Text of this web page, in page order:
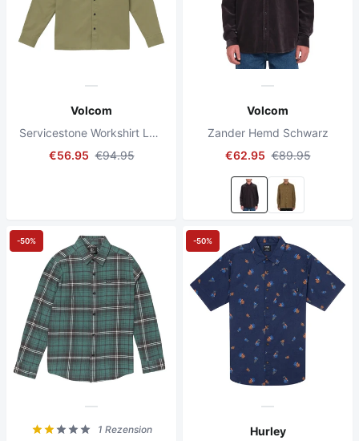
Volcom
Servicestone Workshirt Langarmhemd Thymian Grün
€56.95 €94.95
Volcom
Zander Hemd Schwarz
€62.95 €89.95
1 Rezension
-50%
Hurley
-50%